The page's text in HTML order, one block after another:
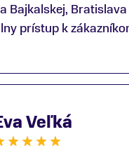
Bajkalskej, Bratislava
prístup k
Martinovi
ako aj prilby..
Martin Guniš mi svojou
otvoril nové obzory a
jeho
Veľká